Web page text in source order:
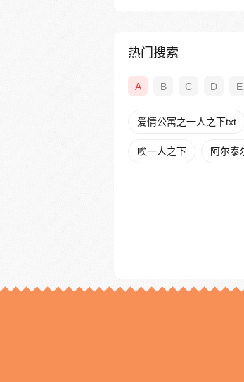
热门搜索
A B C D E
爱情公寓之一人之下txt
唉一人之下 阿尔泰